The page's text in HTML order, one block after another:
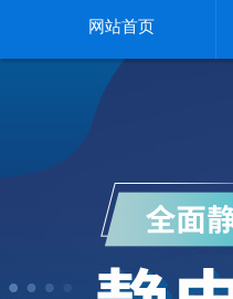
网站首页